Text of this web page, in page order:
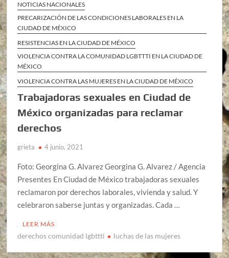
NOTICIAS NACIONALES
PRECARIZACIÓN DE LAS CONDICIONES LABORALES EN LA
CIUDAD DE MÉXICO
RESISTENCIAS EN LA CIUDAD DE MÉXICO
VIOLENCIA CONTRA LA COMUNIDAD LGBTTTI EN LA CIUDAD DE
MÉXICO
VIOLENCIA CONTRA LAS MUJERES EN LA CIUDAD DE MÉXICO
Trabajadoras sexuales en Ciudad de
México organizadas para reclamar
derechos
grieta 4 junio, 2021
Foto: Georgina G. Alvarez Georgina G. Alvarez / Agencia
Presentes En Ciudad de México trabajadoras sexuales
reclamaron por derechos laborales, vivienda y salud. Y
celebraron saberse juntas y organizadas. Cada …
LEER MÁS
derechos comunidad lgbttti luchas de las mujeres